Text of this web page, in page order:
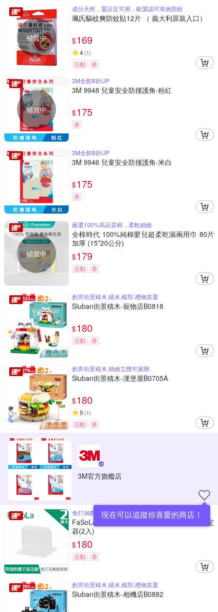
補貨中
成分天然，蠶豆症可用，歐盟認可有效防蚊
珮氏驅蚊爽防蚊貼12片 （ 義大利原裝入口）
$169
4(1)
活動 券
補貨中
3M全館8折UP
3M 9948 兒童安全防撞護角-粉紅
$175
券
3M全館8折UP
3M 9946 兒童安全防撞護角-米白
$175
券
補貨中
嚴選100%高品質棉，柔軟細緻
全棉時代 100%純棉嬰兒超柔乾濕兩用巾 80片
加厚 (15*20公分)
$179
活動 券
創意街景積木,積木,模型,禮物首選
Sluban街景積木-寵物店B0818
$180
活動 券
創意街景積木,精緻立體可展開
Sluban街景積木-漢堡屋B0705A
$180
5 (1)
活動 券
3M官方旗艦店
現在可以追蹤你喜愛的商店！
免打洞鑽安裝不損傷牆壁
FaSoLa 免打孔HIPS兒童安全防傾倒櫃子固定
器(2入)
$180
活動 券
創意街景積木,積木,模型,禮物首選
Sluban街景積木-相機店B0882